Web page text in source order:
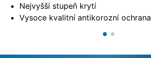
Nejvyšší stupeň krytí
Vysoce kvalitní antikorozní ochrana